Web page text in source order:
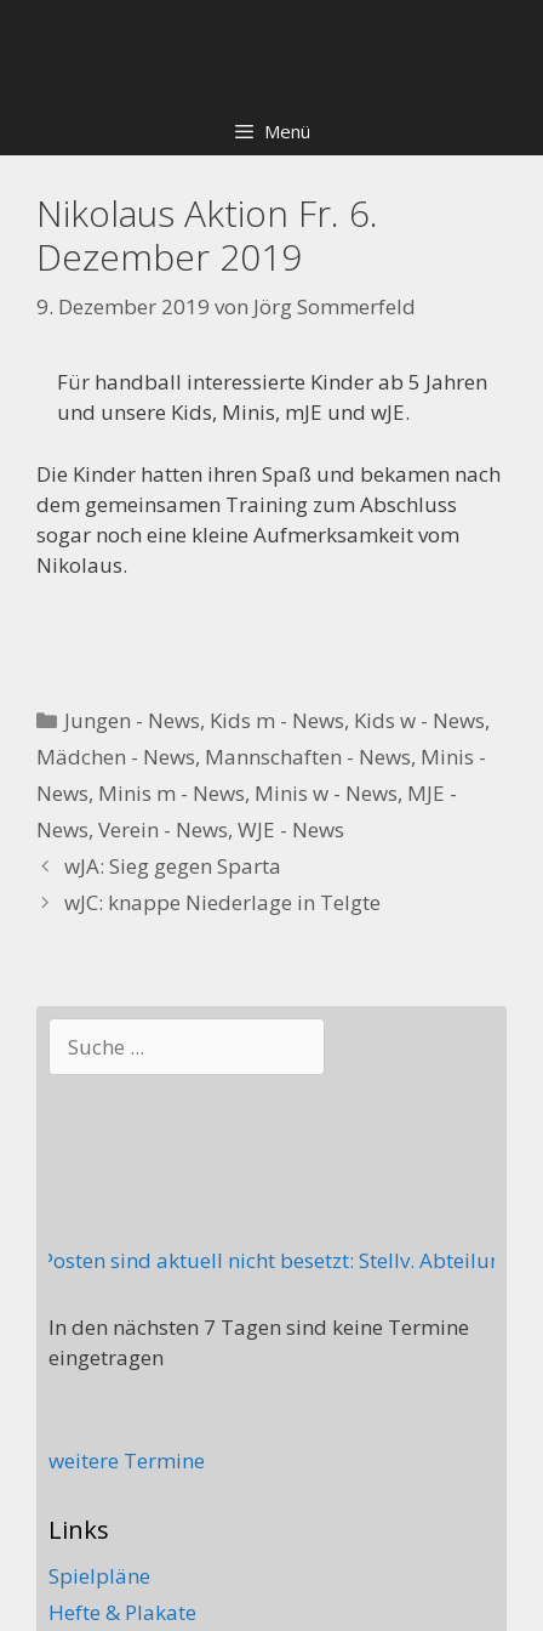
Menü
Nikolaus Aktion Fr. 6.
Dezember 2019
9. Dezember 2019 von Jörg Sommerfeld
Für handball interessierte Kinder ab 5 Jahren
und unsere Kids, Minis, mJE und wJE.
Die Kinder hatten ihren Spaß und bekamen nach
dem gemeinsamen Training zum Abschluss
sogar noch eine kleine Aufmerksamkeit vom
Nikolaus.
Kategorien
Jungen - News, Kids m - News, Kids w - News,
Mädchen - News, Mannschaften - News, Minis -
News, Minis m - News, Minis w - News, MJE -
News, Verein - News, WJE - News
wJA: Sieg gegen Sparta
wJC: knappe Niederlage in Telgte
sind aktuell nicht besetzt: Stellv.
In den nächsten 7 Tagen sind keine Termine
eingetragen
weitere Termine
Links
Spielpläne
Hefte & Plakate